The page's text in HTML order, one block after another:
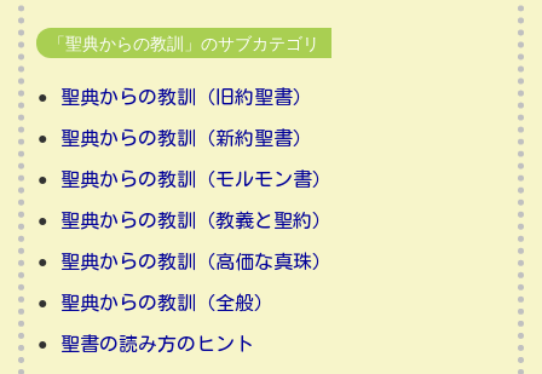
「聖典からの教訓」のサブカテゴリ
聖典からの教訓（旧約聖書）
聖典からの教訓（新約聖書）
聖典からの教訓（モルモン書）
聖典からの教訓（教義と聖約）
聖典からの教訓（高価な真珠）
聖典からの教訓（全般）
聖書の読み方のヒント